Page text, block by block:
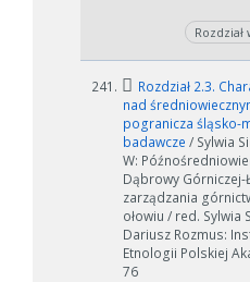
241.
Rozdział 2.3.
nad
pogranicza śląsko-
badawcze / Sylwia
W:
Dąbrowy
zarządzania
ołowiu / red. Sylwia
Dariusz Rozmus:
Etnologii Polskiej
76